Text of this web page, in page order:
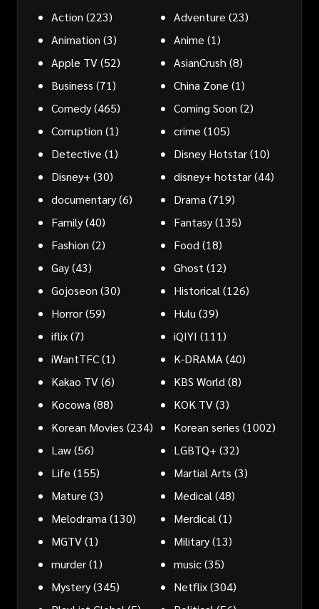
Action (223) Adventure (23)
Animation (3) Anime (1)
Apple TV(52) AsianCrush (8)
Business (71) China Zone (1)
Comedy(465) Coming Soon (2)
Corruption (1) crime (105)
Detective (1) Disney Hotstar(10)
Disney+ (30) disney+ hotstar(44)
documentary(6) Drama (719)
Family(40) Fantasy(135)
Fashion (2) Food (18)
Gay(43) Ghost (12)
Gojoseon (30) Historical (126)
Horror(59) Hulu (39)
iflix(7) iQIYI (111)
iWantTFC(1) K-DRAMA (40)
Kakao TV(6) KBS World (8)
Kocowa (88) KOK TV(3)
Korean Movies (234) Korean series (1002)
Law(56) LGBTQ+ (32)
Life (155) Martial Arts (3)
Mature (3) Medical (48)
Melodrama (130) Merdical (1)
MGTV(1) Military(13)
murder(1) music(35)
Mystery(345) Netflix(304)